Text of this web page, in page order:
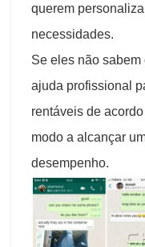
querem
necessidades.
Se eles não
ajuda profissional
rentáveis de
modo a alcançar
desempenho.